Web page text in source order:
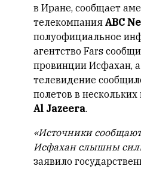
в Иране, сообщает
телекомпания ABC
полуофициальное
агентство Fars
провинции Исфахан,
телевидение
полетов в
Al Jazeera.
«Источники
Исфахан слышны
заявило